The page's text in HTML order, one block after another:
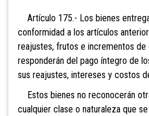
Artículo 175.- Los bienes
conformidad a los artículos
reajustes, frutos e incrementos de
responderán del pago íntegro de
sus reajustes, intereses y costos
Estos bienes no reconocerán
cualquier clase o naturaleza que